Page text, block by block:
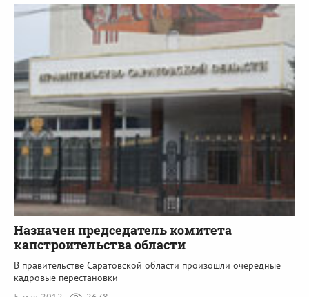
Назначен председатель комитета
капстроительства области
В правительстве Саратовской области произошли очередные
кадровые перестановки